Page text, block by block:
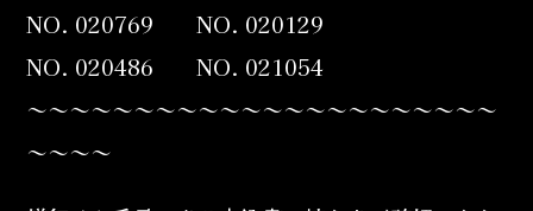
NO. 020769 NO. 020129
NO. 020486 NO. 021054
～～～～～～～～～～～～～～～～～～～～～～
～～～～